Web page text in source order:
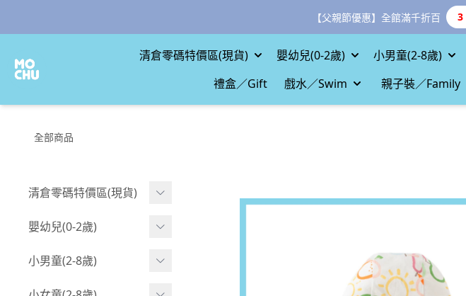
【父親節優惠】全館滿千折百 3
清倉零碼特價區(現貨) 嬰幼兒(0-2歲) 小男童(2-8歲)
禮盒／Gift
戲水／Swim 親子裝／Family
全部商品
清倉零碼特價區(現貨)
現貨.寶寶
現貨.男童
嬰幼兒(0-2歲)
BABY 包屁衣(短袖)
BABY 包屁衣(長袖)
小男童(2-8歲)
Boy 上身(短袖)